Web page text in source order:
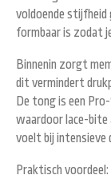
voldoende
formbaar is zodat
Binnenin zorgt
dit vermindert
De tong is een
waardoor lace-bite
voelt bij intensieve
Praktisch